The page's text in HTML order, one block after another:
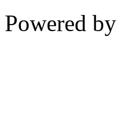
Powered by